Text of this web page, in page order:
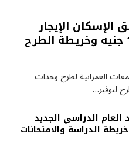
الإيجار
2026 بإيجار يبدأ من 1500 جنيه وخريطة الطرح
العمرانية لطرح وحدات
لتوفير…
الدراسي الجديد
2027 وخريطة الدراسة والامتحانات